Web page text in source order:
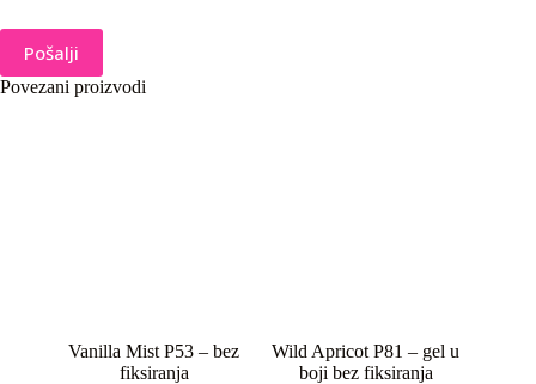
Pošalji
Povezani proizvodi
Vanilla Mist P53 – bez
fiksiranja
Wild Apricot P81 – gel u
boji bez fiksiranja